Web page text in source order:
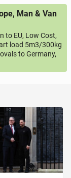
Man & Van
to EU, Low Cost,
load 5m3/300kg
to Germany,